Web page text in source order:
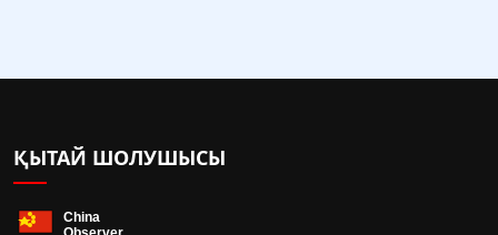
ҚЫТАЙ ШОЛУШЫСЫ